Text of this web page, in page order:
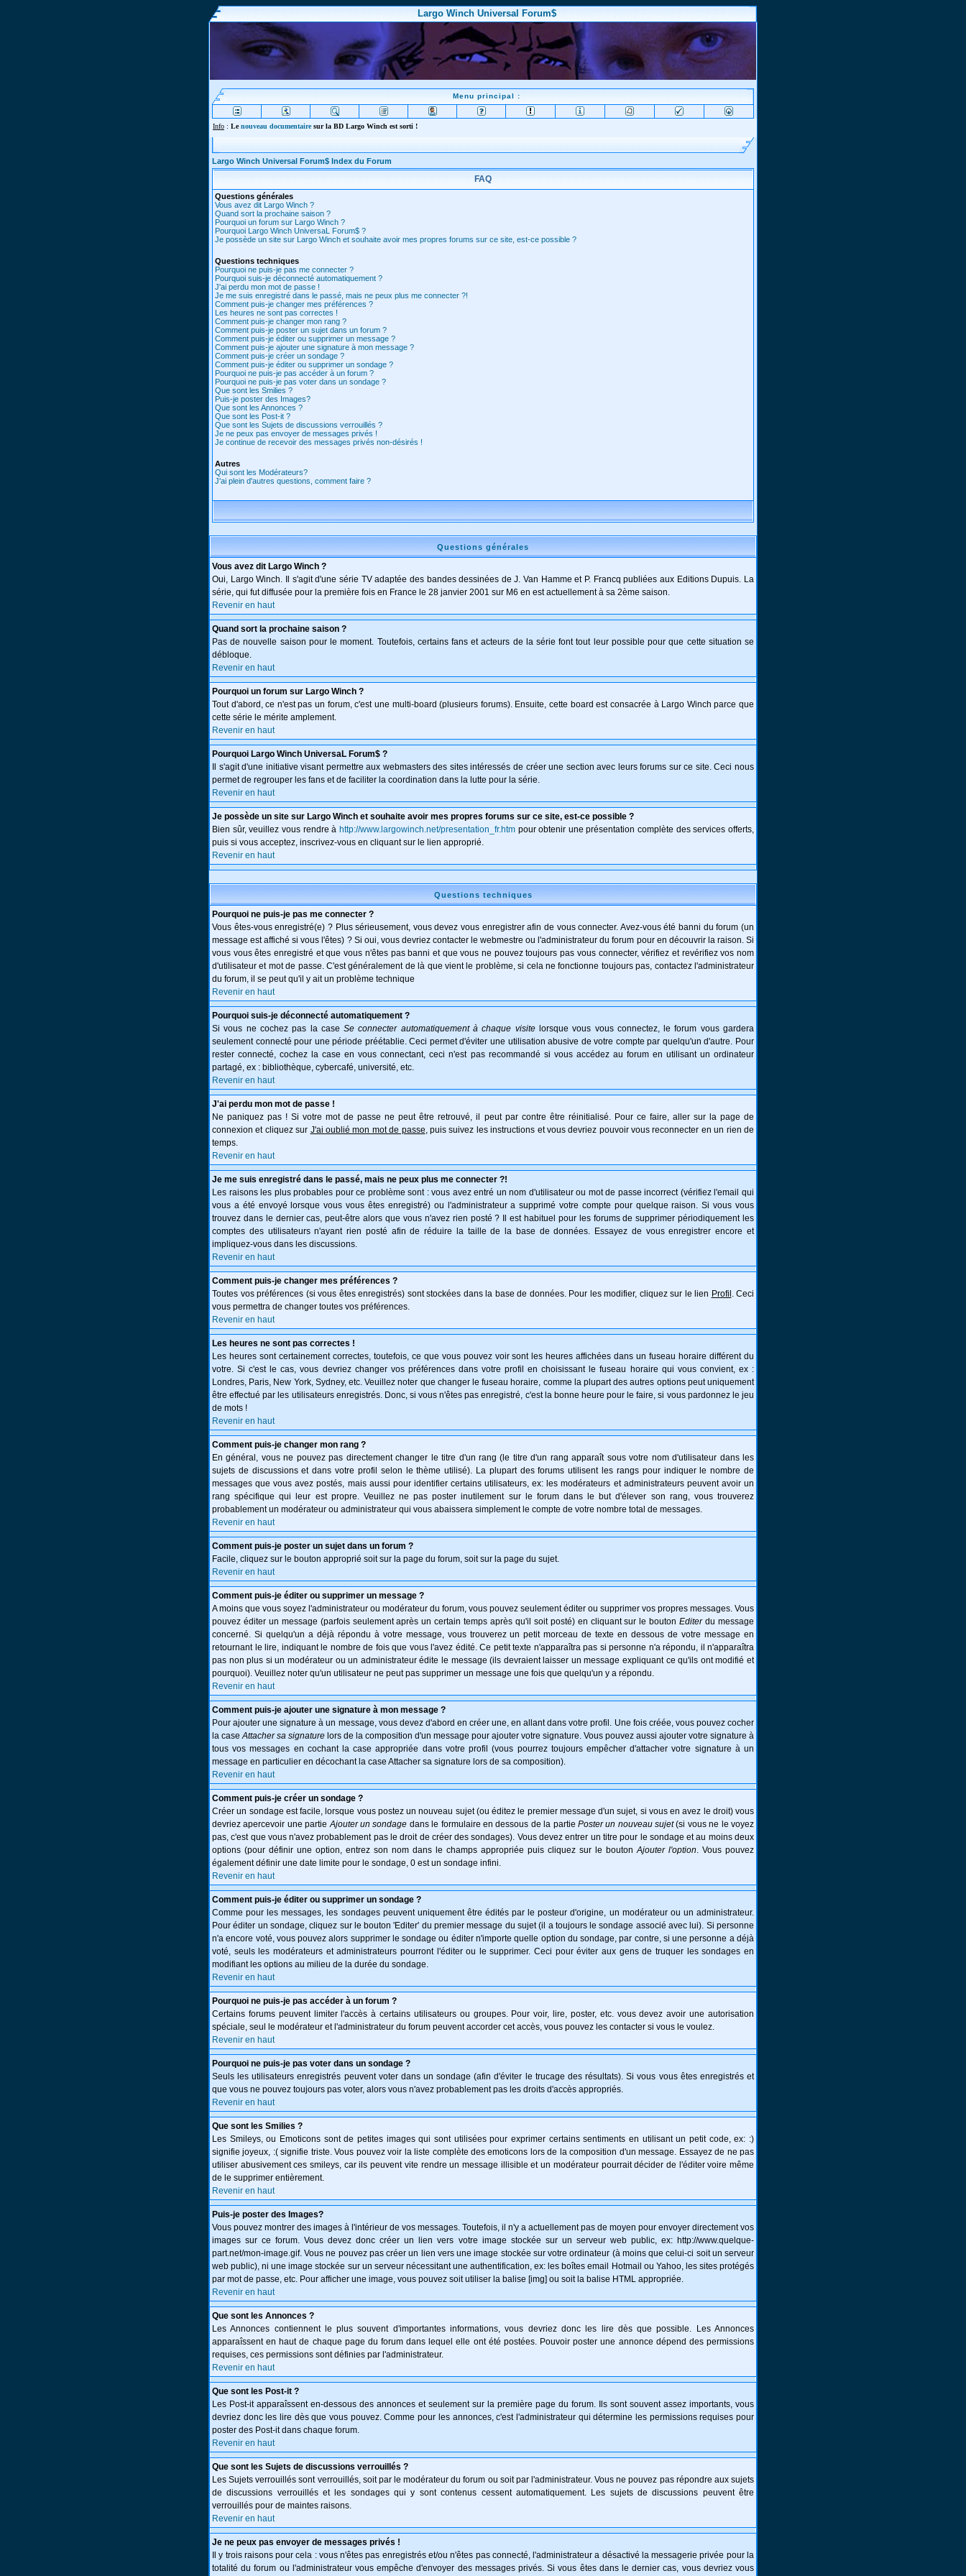
Largo Winch Universal Forum$
Menu principal :
Info : Lenouveau documentairesur la BD Largo Winch est sorti !
Largo Winch Universal Forum$ Index du Forum
FAQ
Questions générales
Vous avez dit Largo Winch ?
Quand sort la prochaine saison ?
Pourquoi un forum sur Largo Winch ?
Pourquoi Largo Winch UniversaL Forum$ ?
Je possède un site sur Largo Winch et souhaite avoir mes propres forums sur ce site, est-ce possible ?
Questions techniques
Pourquoi ne puis-je pas me connecter ?
Pourquoi suis-je déconnecté automatiquement ?
J'ai perdu mon mot de passe !
Je me suis enregistré dans le passé, mais ne peux plus me connecter ?!
Comment puis-je changer mes préférences ?
Les heures ne sont pas correctes !
Comment puis-je changer mon rang ?
Comment puis-je poster un sujet dans un forum ?
Comment puis-je éditer ou supprimer un message ?
Comment puis-je ajouter une signature à mon message ?
Comment puis-je créer un sondage ?
Comment puis-je éditer ou supprimer un sondage ?
Pourquoi ne puis-je pas accéder à un forum ?
Pourquoi ne puis-je pas voter dans un sondage ?
Que sont les Smilies ?
Puis-je poster des Images?
Que sont les Annonces ?
Que sont les Post-it ?
Que sont les Sujets de discussions verrouillés ?
Je ne peux pas envoyer de messages privés !
Je continue de recevoir des messages privés non-désirés !
Autres
Qui sont les Modérateurs?
J'ai plein d'autres questions, comment faire ?
Questions générales
Vous avez dit Largo Winch ?
Oui, Largo Winch. Il s'agit d'une série TV adaptée des bandes dessinées de J. Van Hamme et P. Francq publiées aux Editions Dupuis. La
série, qui fut diffusée pour la première fois en France le 28 janvier 2001 sur M6 en est actuellement à sa 2ème saison.
Revenir en haut
Quand sort la prochaine saison ?
Pas de nouvelle saison pour le moment. Toutefois, certains fans et acteurs de la série font tout leur possible pour que cette situation se
débloque.
Revenir en haut
Pourquoi un forum sur Largo Winch ?
Tout d'abord, ce n'est pas un forum, c'est une multi-board (plusieurs forums). Ensuite, cette board est consacrée à Largo Winch parce que
cette série le mérite amplement.
Revenir en haut
Pourquoi Largo Winch UniversaL Forum$ ?
Il s'agit d'une initiative visant permettre aux webmasters des sites intéressés de créer une section avec leurs forums sur ce site. Ceci nous
permet de regrouper les fans et de faciliter la coordination dans la lutte pour la série.
Revenir en haut
Je possède un site sur Largo Winch et souhaite avoir mes propres forums sur ce site, est-ce possible ?
Bien sûr, veuillez vous rendre à http://www.largowinch.net/presentation_fr.htmpour obtenir une présentation complète des services offerts,
puis si vous acceptez, inscrivez-vous en cliquant sur le lien approprié.
Revenir en haut
Questions techniques
Pourquoi ne puis-je pas me connecter ?
Vous êtes-vous enregistré(e) ? Plus sérieusement, vous devez vous enregistrer afin de vous connecter. Avez-vous été banni du forum (un
message est affiché si vous l'êtes) ? Si oui, vous devriez contacter le webmestre ou l'administrateur du forum pour en découvrir la raison. Si
vous vous êtes enregistré et que vous n'êtes pas banni et que vous ne pouvez toujours pas vous connecter, vérifiez et revérifiez vos nom
d'utilisateur et mot de passe. C'est généralement de là que vient le problème, si cela ne fonctionne toujours pas, contactez l'administrateur
du forum, il se peut qu'il y ait un problème technique
Revenir en haut
Pourquoi suis-je déconnecté automatiquement ?
Si vous ne cochez pas la caseSe connecter automatiquement à chaque visitelorsque vous vous connectez, le forum vous gardera
seulement connecté pour une période préétablie. Ceci permet d'éviter une utilisation abusive de votre compte par quelqu'un d'autre. Pour
rester connecté, cochez la case en vous connectant, ceci n'est pas recommandé si vous accédez au forum en utilisant un ordinateur
partagé, ex : bibliothèque, cybercafé, université, etc.
Revenir en haut
J'ai perdu mon mot de passe !
Ne paniquez pas ! Si votre mot de passe ne peut être retrouvé, il peut par contre être réinitialisé. Pour ce faire, aller sur la page de
connexion et cliquez sur J'ai oublié mon mot de passe, puis suivez les instructions et vous devriez pouvoir vous reconnecter en un rien de
temps.
Revenir en haut
Je me suis enregistré dans le passé, mais ne peux plus me connecter ?!
Les raisons les plus probables pour ce problème sont : vous avez entré un nom d'utilisateur ou mot de passe incorrect (vérifiez l'email qui
vous a été envoyé lorsque vous vous êtes enregistré) ou l'administrateur a supprimé votre compte pour quelque raison. Si vous vous
trouvez dans le dernier cas, peut-être alors que vous n'avez rien posté ? Il est habituel pour les forums de supprimer périodiquement les
comptes des utilisateurs n'ayant rien posté afin de réduire la taille de la base de données. Essayez de vous enregistrer encore et
impliquez-vous dans les discussions.
Revenir en haut
Comment puis-je changer mes préférences ?
Toutes vos préférences (si vous êtes enregistrés) sont stockées dans la base de données. Pour les modifier, cliquez sur le lien Profil . Ceci
vous permettra de changer toutes vos préférences.
Revenir en haut
Les heures ne sont pas correctes !
Les heures sont certainement correctes, toutefois, ce que vous pouvez voir sont les heures affichées dans un fuseau horaire différent du
votre. Si c'est le cas, vous devriez changer vos préférences dans votre profil en choisissant le fuseau horaire qui vous convient, ex :
Londres, Paris, New York, Sydney, etc. Veuillez noter que changer le fuseau horaire, comme la plupart des autres options peut uniquement
être effectué par les utilisateurs enregistrés. Donc, si vous n'êtes pas enregistré, c'est la bonne heure pour le faire, si vous pardonnez le jeu
de mots !
Revenir en haut
Comment puis-je changer mon rang ?
En général, vous ne pouvez pas directement changer le titre d'un rang (le titre d'un rang apparaît sous votre nom d'utilisateur dans les
sujets de discussions et dans votre profil selon le thème utilisé). La plupart des forums utilisent les rangs pour indiquer le nombre de
messages que vous avez postés, mais aussi pour identifier certains utilisateurs, ex: les modérateurs et administrateurs peuvent avoir un
rang spécifique qui leur est propre. Veuillez ne pas poster inutilement sur le forum dans le but d'élever son rang, vous trouverez
probablement un modérateur ou administrateur qui vous abaissera simplement le compte de votre nombre total de messages.
Revenir en haut
Comment puis-je poster un sujet dans un forum ?
Facile, cliquez sur le bouton approprié soit sur la page du forum, soit sur la page du sujet.
Revenir en haut
Comment puis-je éditer ou supprimer un message ?
A moins que vous soyez l'administrateur ou modérateur du forum, vous pouvez seulement éditer ou supprimer vos propres messages. Vous
pouvez éditer un message (parfois seulement après un certain temps après qu'il soit posté) en cliquant sur le boutonEditerdu message
concerné. Si quelqu'un a déjà répondu à votre message, vous trouverez un petit morceau de texte en dessous de votre message en
retournant le lire, indiquant le nombre de fois que vous l'avez édité. Ce petit texte n'apparaîtra pas si personne n'a répondu, il n'apparaîtra
pas non plus si un modérateur ou un administrateur édite le message (ils devraient laisser un message expliquant ce qu'ils ont modifié et
pourquoi). Veuillez noter qu'un utilisateur ne peut pas supprimer un message une fois que quelqu'un y a répondu.
Revenir en haut
Comment puis-je ajouter une signature à mon message ?
Pour ajouter une signature à un message, vous devez d'abord en créer une, en allant dans votre profil. Une fois créée, vous pouvez cocher
la caseAttacher sa signature lors de la composition d'un message pour ajouter votre signature. Vous pouvez aussi ajouter votre signature à
tous vos messages en cochant la case appropriée dans votre profil (vous pourrez toujours empêcher d'attacher votre signature à un
message en particulier en décochant la case Attacher sa signature lors de sa composition).
Revenir en haut
Comment puis-je créer un sondage ?
Créer un sondage est facile, lorsque vous postez un nouveau sujet (ou éditez le premier message d'un sujet, si vous en avez le droit) vous
devriez apercevoir une partieAjouter un sondage dans le formulaire en dessous de la partie Poster un nouveau sujet(si vous ne le voyez
pas, c'est que vous n'avez probablement pas le droit de créer des sondages). Vous devez entrer un titre pour le sondage et au moins deux
options (pour définir une option, entrez son nom dans le champs appropriée puis cliquez sur le boutonAjouter l'option. Vous pouvez
également définir une date limite pour le sondage, 0 est un sondage infini.
Revenir en haut
Comment puis-je éditer ou supprimer un sondage ?
Comme pour les messages, les sondages peuvent uniquement être édités par le posteur d'origine, un modérateur ou un administrateur.
Pour éditer un sondage, cliquez sur le bouton 'Editer' du premier message du sujet (il a toujours le sondage associé avec lui). Si personne
n'a encore voté, vous pouvez alors supprimer le sondage ou éditer n'importe quelle option du sondage, par contre, si une personne a déjà
voté, seuls les modérateurs et administrateurs pourront l'éditer ou le supprimer. Ceci pour éviter aux gens de truquer les sondages en
modifiant les options au milieu de la durée du sondage.
Revenir en haut
Pourquoi ne puis-je pas accéder à un forum ?
Certains forums peuvent limiter l'accès à certains utilisateurs ou groupes. Pour voir, lire, poster, etc. vous devez avoir une autorisation
spéciale, seul le modérateur et l'administrateur du forum peuvent accorder cet accès, vous pouvez les contacter si vous le voulez.
Revenir en haut
Pourquoi ne puis-je pas voter dans un sondage ?
Seuls les utilisateurs enregistrés peuvent voter dans un sondage (afin d'éviter le trucage des résultats). Si vous vous êtes enregistrés et
que vous ne pouvez toujours pas voter, alors vous n'avez probablement pas les droits d'accès appropriés.
Revenir en haut
Que sont les Smilies ?
Les Smileys, ou Emoticons sont de petites images qui sont utilisées pour exprimer certains sentiments en utilisant un petit code, ex: :)
signifie joyeux, :( signifie triste. Vous pouvez voir la liste complète des emoticons lors de la composition d'un message. Essayez de ne pas
utiliser abusivement ces smileys, car ils peuvent vite rendre un message illisible et un modérateur pourrait décider de l'éditer voire même
de le supprimer entièrement.
Revenir en haut
Puis-je poster des Images?
Vous pouvez montrer des images à l'intérieur de vos messages. Toutefois, il n'y a actuellement pas de moyen pour envoyer directement vos
images sur ce forum. Vous devez donc créer un lien vers votre image stockée sur un serveur web public, ex: http://www.quelque-
part.net/mon-image.gif. Vous ne pouvez pas créer un lien vers une image stockée sur votre ordinateur (à moins que celui-ci soit un serveur
web public), ni une image stockée sur un serveur nécessitant une authentification, ex: les boîtes email Hotmail ou Yahoo, les sites protégés
par mot de passe, etc. Pour afficher une image, vous pouvez soit utiliser la balise [img] ou soit la balise HTML appropriée.
Revenir en haut
Que sont les Annonces ?
Les Annonces contiennent le plus souvent d'importantes informations, vous devriez donc les lire dès que possible. Les Annonces
apparaîssent en haut de chaque page du forum dans lequel elle ont été postées. Pouvoir poster une annonce dépend des permissions
requises, ces permissions sont définies par l'administrateur.
Revenir en haut
Que sont les Post-it ?
Les Post-it apparaîssent en-dessous des annonces et seulement sur la première page du forum. Ils sont souvent assez importants, vous
devriez donc les lire dès que vous pouvez. Comme pour les annonces, c'est l'administrateur qui détermine les permissions requises pour
poster des Post-it dans chaque forum.
Revenir en haut
Que sont les Sujets de discussions verrouillés ?
Les Sujets verrouillés sont verrouillés, soit par le modérateur du forum ou soit par l'administrateur. Vous ne pouvez pas répondre aux sujets
de discussions verrouillés et les sondages qui y sont contenus cessent automatiquement. Les sujets de discussions peuvent être
verrouillés pour de maintes raisons.
Revenir en haut
Je ne peux pas envoyer de messages privés !
Il y trois raisons pour cela : vous n'êtes pas enregistrés et/ou n'êtes pas connecté, l'administrateur a désactivé la messagerie privée pour la
totalité du forum ou l'administrateur vous empêche d'envoyer des messages privés. Si vous êtes dans le dernier cas, vous devriez vous